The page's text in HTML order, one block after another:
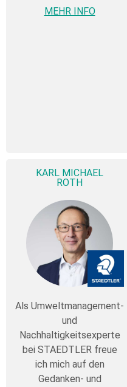
MEHR INFO
KARL MICHAEL
ROTH
Als Umweltmanagement-
und
Nachhaltigkeitsexperte
bei STAEDTLER freue
ich mich auf den
Gedanken- und